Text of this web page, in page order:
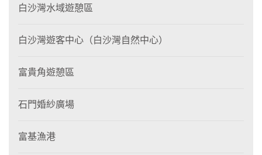
白沙灣水域遊憩區
白沙灣遊客中心（白沙灣自然中心）
富貴角遊憩區
石門婚紗廣場
富基漁港